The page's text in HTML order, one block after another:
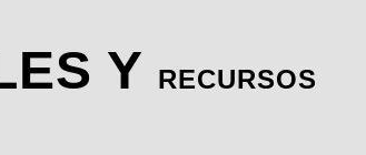
Y RECURSOS